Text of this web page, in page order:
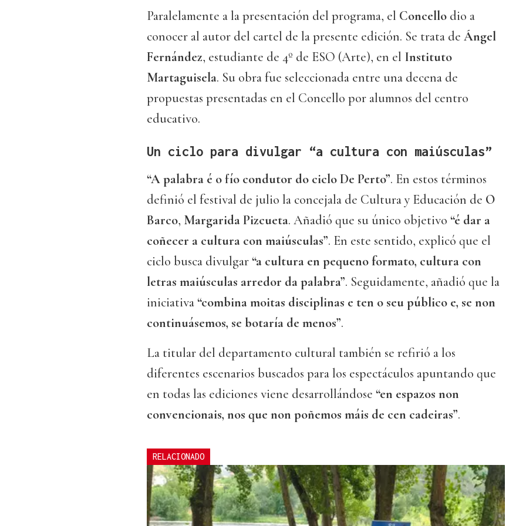
Paralelamente a la presentación del programa, el Concello dio a
conocer al autor del cartel de la presente edición. Se trata de Ángel
Fernández, estudiante de 4º de ESO (Arte), en el Instituto
Martaguisela. Su obra fue seleccionada entre una decena de
propuestas presentadas en el Concello por alumnos del centro
educativo.
Un ciclo para divulgar “a cultura con maiúsculas”
“A palabra é o fío condutor do ciclo De Perto”. En estos términos
definió el festival de julio la concejala de Cultura y Educación de O
Barco, Margarida Pizcueta. Añadió que su único objetivo “é dar a
coñecer a cultura con maiúsculas”. En este sentido, explicó que el
ciclo busca divulgar“a cultura en pequeno formato, cultura con
letras maiúsculas arredor da palabra”. Seguidamente, añadió que la
iniciativa“combina moitas disciplinas e ten o seu público e, se non
continuásemos, se botaría de menos”.
La titular del departamento cultural también se refirió a los
diferentes escenarios buscados para los espectáculos apuntando que
en todas las ediciones viene desarrollándose “en espazos non
convencionais, nos que non poñemos máis de cen cadeiras”.
RELACIONADO